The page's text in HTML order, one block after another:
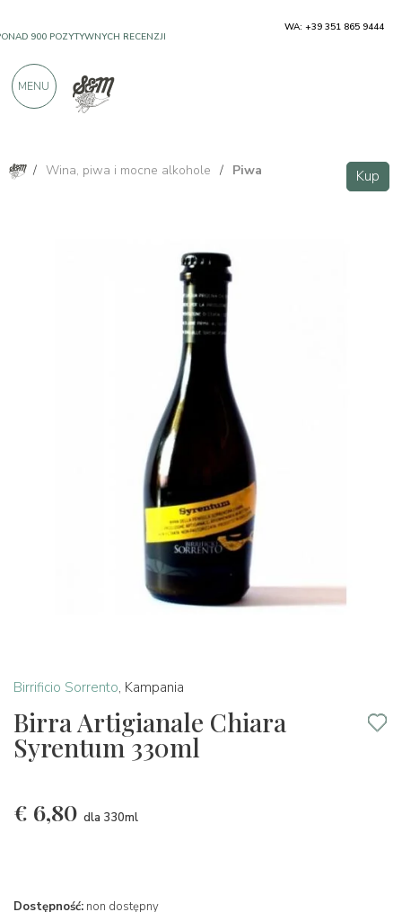
/ Wina, piwa i mocne alkohole / Piwa Kup
Birrificio Sorrento, Kampania
Birra Artigianale Chiara
Syrentum 330ml
€ 6,80 dla 330ml
Dostępność: non dostępny
WA: +39 351 865 9444
MENU